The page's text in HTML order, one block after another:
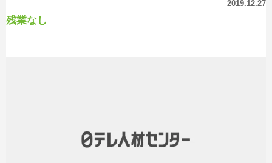
2019.12.27
残業なし